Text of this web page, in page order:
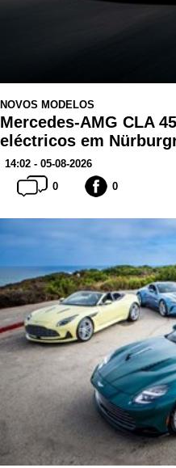
NOVOS MODELOS
Mercedes-AMG CLA
eléctricos em
14:02 - 05-08-2026
0
0